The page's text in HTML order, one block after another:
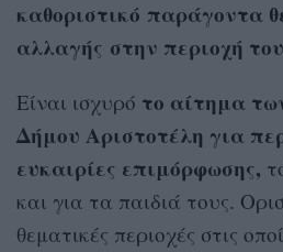
καθοριστικό παράγοντα
αλλαγής στην περιοχή
Είναι ισχυρό το αίτημα
Δήμου Αριστοτέλη για
ευκαιρίες επιμόρφωσης,
και για τα παιδιά τους.
θεματικές περιοχές στις